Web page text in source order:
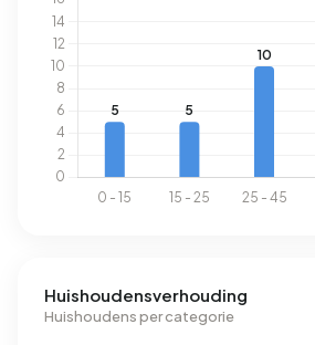
Huishoudensverhouding
Huishoudens per categorie